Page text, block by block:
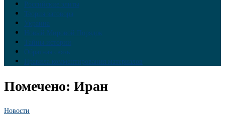
Российские элиты
Теория заговора
Украина
Новый Мировой Порядок
Тайны истории
Обратная связь
Правила комментирования материалов
Помечено: Иран
Новости